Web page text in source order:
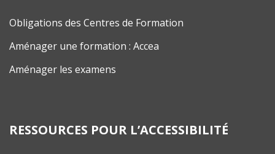
Obligations des Centres de Formation
Aménager une formation : Accea
Aménager les examens
RESSOURCES POUR L’ACCESSIBILITÉ